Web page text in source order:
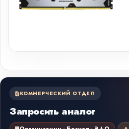
КОММЕРЧЕСКИЙ ОТДЕЛ
Запросить аналог